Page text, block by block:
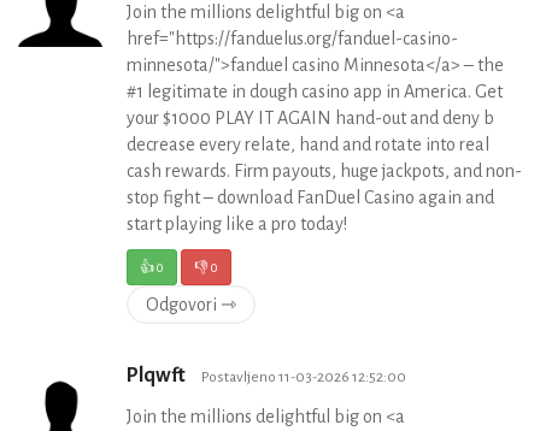
Join the millions delightful big on <a
href="https://fanduelus.org/fanduel-casino-
minnesota/">fanduel casino Minnesota</a> – the
#1 legitimate in dough casino app in America. Get
your $1000 PLAY IT AGAIN hand-out and deny b
decrease every relate, hand and rotate into real
cash rewards. Firm payouts, huge jackpots, and non-
stop fight – download FanDuel Casino again and
start playing like a pro today!
👍0 👎0
Odgovori ⇾
Plqwft Postavljeno 11-03-2026 12:52:00
Join the millions delightful big on <a